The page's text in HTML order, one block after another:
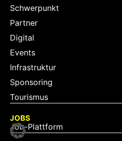
Schwerpunkt
Partner
Digital
Events
Infrastruktur
Sponsoring
Tourismus
JOBS
Job-Plattform